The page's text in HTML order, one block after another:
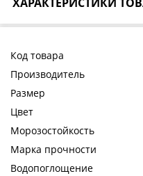
Код товара
Производитель
Размер
Цвет
Морозостойкость
Марка прочности
Водопоглощение